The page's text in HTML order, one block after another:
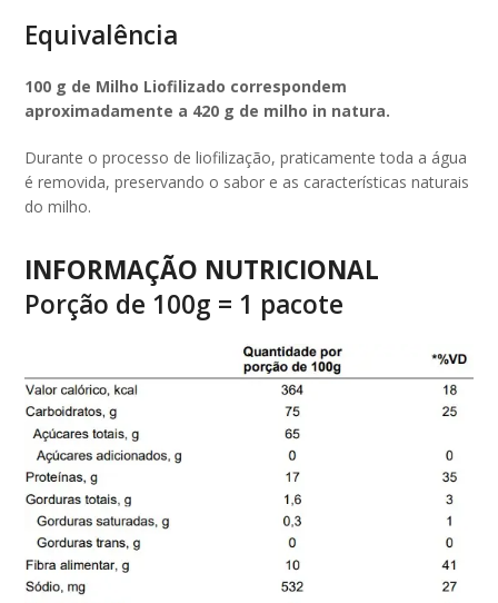
Equivalência
100 g de Milho Liofilizado correspondem
aproximadamente a 420 g de milho in natura.
Durante o processo de liofilização, praticamente toda a água
é removida, preservando o sabor e as características naturais
do milho.
INFORMAÇÃO NUTRICIONAL
Porção de 100g = 1 pacote